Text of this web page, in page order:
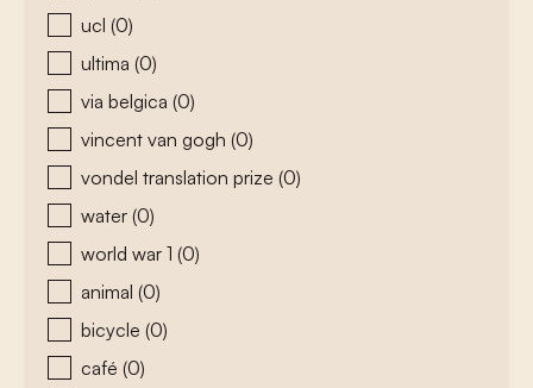
ucl (0)
ultima (0)
via belgica (0)
vincent van gogh (0)
vondel translation prize (0)
water (0)
world war 1 (0)
animal (0)
bicycle (0)
café (0)